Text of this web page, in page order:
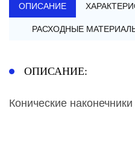
ОПИСАНИЕ
РАСХОДНЫЕ
ОПИСАНИЕ:
Конические